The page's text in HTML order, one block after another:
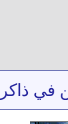
ذاكرتي